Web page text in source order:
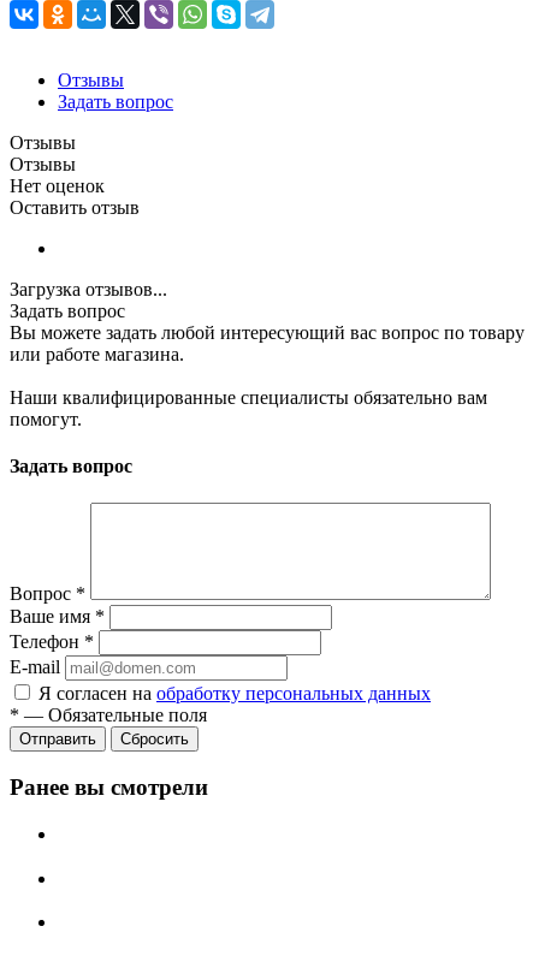
Отзывы
Задать вопрос
Отзывы
Отзывы
Нет оценок
Оставить отзыв
Загрузка отзывов...
Задать вопрос
Вы можете задать любой интересующий вас вопрос по товару
или работе магазина.
Наши квалифицированные специалисты обязательно вам
помогут.
Задать вопрос
Вопрос *
Ваше имя *
Телефон *
E-mail
Я согласен на обработку персональных данных
* — Обязательные поля
Сбросить
Ранее вы смотрели